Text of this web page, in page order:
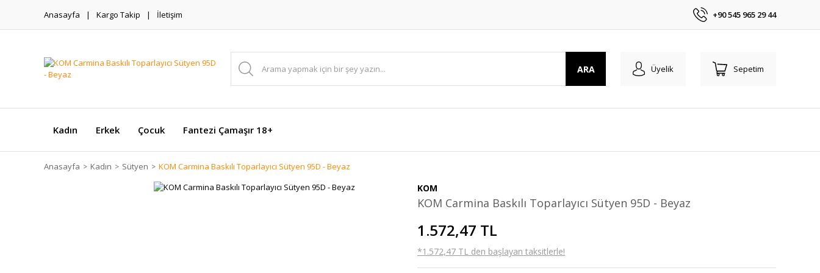
Anasayfa Kargo Takip İletişim +90 545 965 29 44
ARA Üyelik Sepetim
Kadın Erkek Çocuk Fantezi Çamaşır 18+
Anasayfa Kadın Sütyen KOM Carmina Baskılı Toparlayıcı Sütyen 95D - Beyaz
KOM
KOM Carmina Baskılı Toparlayıcı Sütyen 95D - Beyaz
1.572,47 TL
*1.572,47 TL den başlayan taksitlerle!